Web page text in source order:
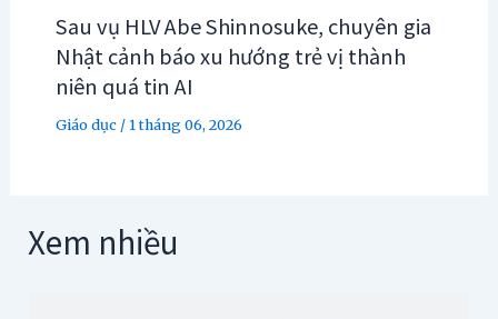
Sau vụ HLV Abe Shinnosuke, chuyên gia
Nhật cảnh báo xu hướng trẻ vị thành
niên quá tin AI
Giáo dục/1 tháng 06, 2026
Xem nhiều